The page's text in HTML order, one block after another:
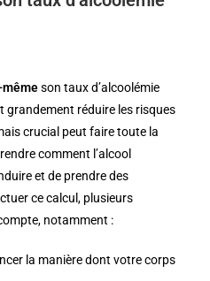
son taux d’alcoolémie
grandement réduire les risques
crucial peut faire toute la
comment l’alcool
et de prendre des
ce calcul, plusieurs
notamment :
la manière dont votre corps